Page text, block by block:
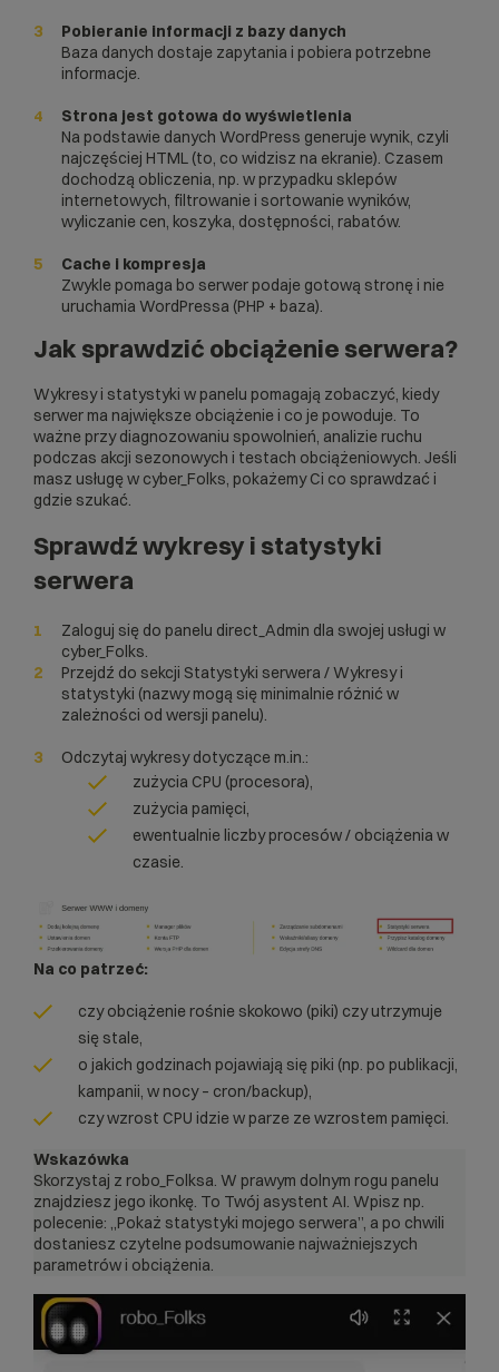
Pobieranie informacji z bazy danych
Baza danych dostaje zapytania i pobiera potrzebne
informacje.
Strona jest gotowa do wyświetlenia
Na podstawie danych WordPress generuje wynik, czyli
najczęściej HTML (to, co widzisz na ekranie). Czasem
dochodzą obliczenia, np. w przypadku sklepów
internetowych, filtrowanie i sortowanie wyników,
wyliczanie cen, koszyka, dostępności, rabatów.
Cache i kompresja
Zwykle pomaga bo serwer podaje gotową stronę i nie
uruchamia WordPressa (PHP + baza).
Jak sprawdzić obciążenie serwera?
Wykresy i statystyki w panelu pomagają zobaczyć, kiedy
serwer ma największe obciążenie i co je powoduje. To
ważne przy diagnozowaniu spowolnień, analizie ruchu
podczas akcji sezonowych i testach obciążeniowych. Jeśli
masz usługę w cyber_Folks, pokażemy Ci co sprawdzać i
gdzie szukać.
Sprawdź wykresy i statystyki
serwera
Zaloguj się do panelu direct_Admin dla swojej usługi w
cyber_Folks.
Przejdź do sekcji Statystyki serwera / Wykresy i
statystyki (nazwy mogą się minimalnie różnić w
zależności od wersji panelu).
Odczytaj wykresy dotyczące m.in.:
zużycia CPU (procesora),
zużycia pamięci,
ewentualnie liczby procesów / obciążenia w
czasie.
Na co patrzeć:
czy obciążenie rośnie skokowo (piki) czy utrzymuje
się stale,
o jakich godzinach pojawiają się piki (np. po publikacji,
kampanii, w nocy – cron/backup),
czy wzrost CPU idzie w parze ze wzrostem pamięci.
Wskazówka
Skorzystaj z robo_Folksa. W prawym dolnym rogu panelu
znajdziesz jego ikonkę. To Twój asystent AI. Wpisz np.
polecenie: „Pokaż statystyki mojego serwera”, a po chwili
dostaniesz czytelne podsumowanie najważniejszych
parametrów i obciążenia.